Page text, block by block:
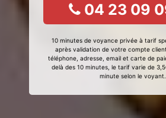
04 23 09
10 minutes de voyance privée à tarif
après validation de votre compte
téléphone, adresse, email et carte de
delà des 10 minutes, le tarif varie de
minute selon le voyant.